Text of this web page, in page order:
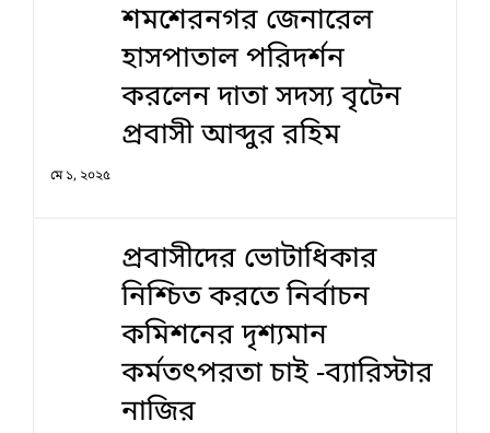
শমশেরনগর জেনারেল
হাসপাতাল পরিদর্শন
করলেন দাতা সদস্য বৃটেন
প্রবাসী আব্দুর রহিম
মে ১, ২০২৫
প্রবাসীদের ভোটাধিকার
নিশ্চিত করতে নির্বাচন
কমিশনের দৃশ‍্যমান
কর্মতৎপরতা চাই -ব্যারিস্টার
নাজির